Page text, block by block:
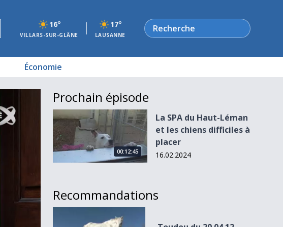
16°
VILLARS-SUR-GLÂNE
17°
LAUSANNE
Rechercher
Économie
Prochain épisode
La SPA du Haut-Léman et les chiens difficiles à placer
00:12:45
La SPA du Haut-Léman
et les chiens difficiles à
placer
16.02.2024
Recommandations